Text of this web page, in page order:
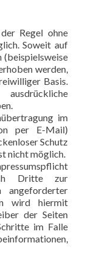
Regel ohne
Soweit auf
(beispielsweise
werden,
Basis.
im
per E-Mail)
Schutz
nicht möglich.
Dritte zur
angeforderter
wird hiermit
der Seiten
im Falle